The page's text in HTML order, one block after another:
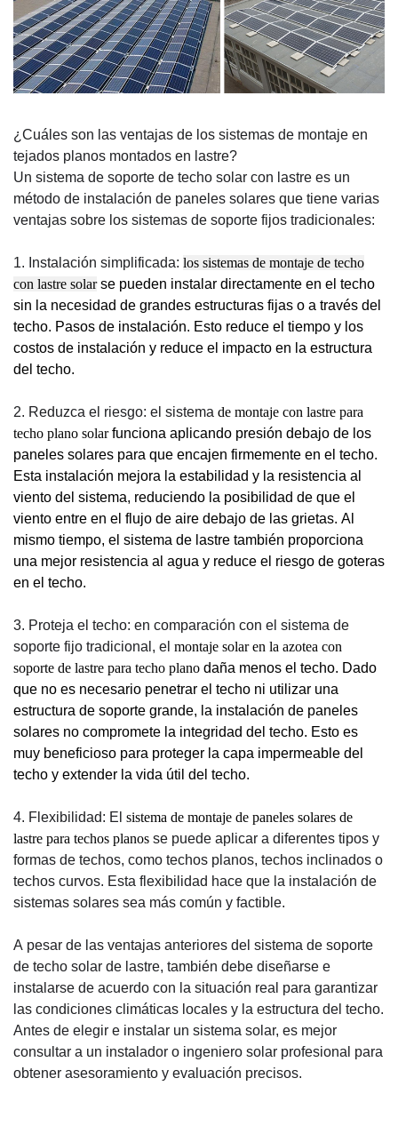
¿Cuáles son las ventajas de los sistemas de montaje en
tejados planos montados en lastre?
Un sistema de soporte de techo solar con lastre es un
método de instalación de paneles solares que tiene varias
ventajas sobre los sistemas de soporte fijos tradicionales:
1. Instalación simplificada: los sistemas de montaje de techo
con lastre solar se pueden instalar directamente en el techo
sin la necesidad de grandes estructuras fijas o a través del
techo. Pasos de instalación. Esto reduce el tiempo y los
costos de instalación y reduce el impacto en la estructura
del techo.
2. Reduzca el riesgo: el sistema de montaje con lastre para
techo plano solar funciona aplicando presión debajo de los
paneles solares para que encajen firmemente en el techo.
Esta instalación mejora la estabilidad y la resistencia al
viento del sistema, reduciendo la posibilidad de que el
viento entre en el flujo de aire debajo de las grietas. Al
mismo tiempo, el sistema de lastre también proporciona
una mejor resistencia al agua y reduce el riesgo de goteras
en el techo.
3. Proteja el techo: en comparación con el sistema de
soporte fijo tradicional, el montaje solar en la azotea con
soporte de lastre para techo plano daña menos el techo. Dado
que no es necesario penetrar el techo ni utilizar una
estructura de soporte grande, la instalación de paneles
solares no compromete la integridad del techo. Esto es
muy beneficioso para proteger la capa impermeable del
techo y extender la vida útil del techo.
4. Flexibilidad: El sistema de montaje de paneles solares de
lastre para techos planos se puede aplicar a diferentes tipos y
formas de techos, como techos planos, techos inclinados o
techos curvos. Esta flexibilidad hace que la instalación de
sistemas solares sea más común y factible.
A pesar de las ventajas anteriores del sistema de soporte
de techo solar de lastre, también debe diseñarse e
instalarse de acuerdo con la situación real para garantizar
las condiciones climáticas locales y la estructura del techo.
Antes de elegir e instalar un sistema solar, es mejor
consultar a un instalador o ingeniero solar profesional para
obtener asesoramiento y evaluación precisos.